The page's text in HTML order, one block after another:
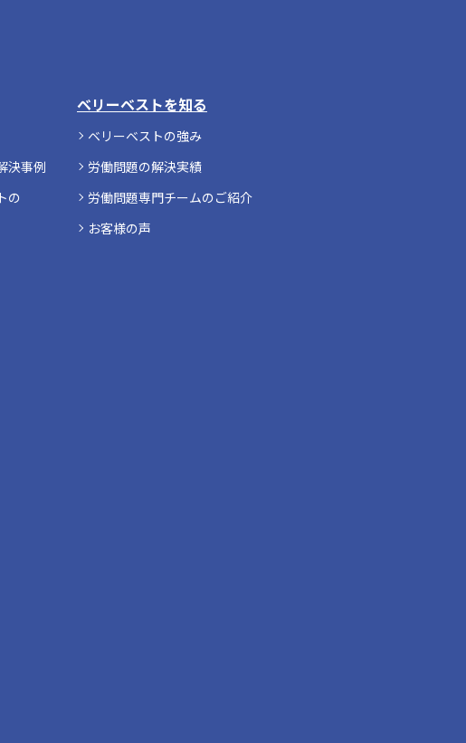
決事例
の
ベリーベストを知る
ベリーベストの強み
労働問題の解決実績
労働問題専門チームのご紹介
お客様の声